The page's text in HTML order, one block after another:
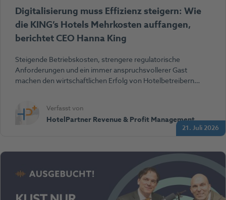
21. Juli 2026
Digitalisierung muss Effizienz steigern: Wie
die KING’s Hotels Mehrkosten auffangen,
berichtet CEO Hanna King
Steigende Betriebskosten, strengere regulatorische
Anforderungen und ein immer anspruchsvollerer Gast
machen den wirtschaftlichen Erfolg von Hotelbetreibern…
Verfasst von
HotelPartner Revenue & Profit Management